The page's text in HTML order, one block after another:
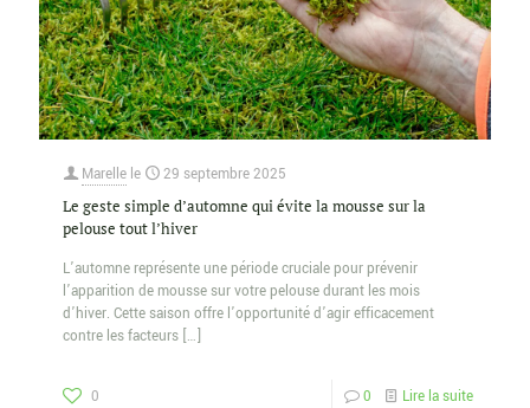
Marelle le 29 septembre 2025
Le geste simple d’automne qui évite la mousse sur la
pelouse tout l’hiver
L’automne représente une période cruciale pour prévenir
l’apparition de mousse sur votre pelouse durant les mois
d’hiver. Cette saison offre l’opportunité d’agir efficacement
contre les facteurs […]
0 0 Lire la suite